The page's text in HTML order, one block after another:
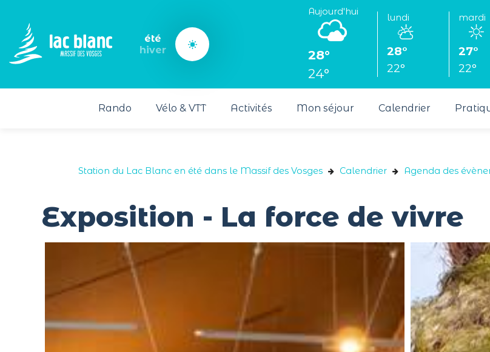
été
hiver
Aujourd'hui
28°
24°
lundi
28°
22°
mardi
27°
22°
Rando Vélo & VTT Activités Mon séjour Calendrier
Station du Lac Blanc en été dans le Massif des Vosges Calendrier Agenda des
Exposition - La force de vivre